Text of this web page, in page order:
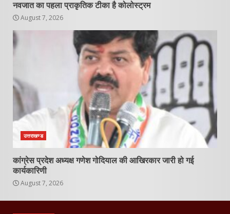
नवजात का पहला प्राकृतिक टीका है कोलोस्ट्रम
August 7, 2026
उत्तराखण्ड
कांग्रेस प्रदेश अध्यक्ष गणेश गोदियाल की आखिरकार जारी हो गई
कार्यकारिणी
August 7, 2026